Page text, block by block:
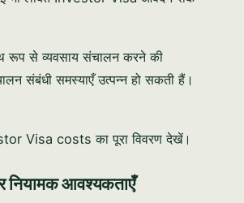
रूप से व्यवसाय संचालन करने की
संबंधी समस्याएँ उत्पन्न हो सकती हैं।
Visa costs का पूरा विवरण देखें।
नियामक आवश्यकताएँ